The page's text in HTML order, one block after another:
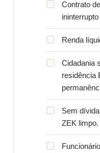
Contrato
Renda
Cidadania
residência
Sem
ZEK limpo.